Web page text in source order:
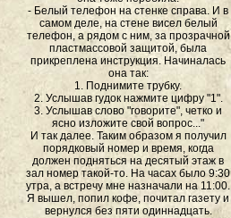
- Белый телефон на стенке справа. И в
самом деле, на стене висел белый
телефон, а рядом с ним, за прозрачной
пластмассовой защитой, была
прикреплена инструкция. Начиналась
она так:
1. Поднимите трубку.
2. Услышав гудок нажмите цифру "1".
3. Услышав слово "говорите", четко и
ясно изложите свой вопрос..."
И так далее. Таким образом я получил
порядковый номер и время, когда
должен подняться на десятый этаж в
зал номер такой-то. На часах было 9:30
утра, а встречу мне назначали на 11:00.
Я вышел, попил кофе, почитал газету и
вернулся без пяти одиннадцать.